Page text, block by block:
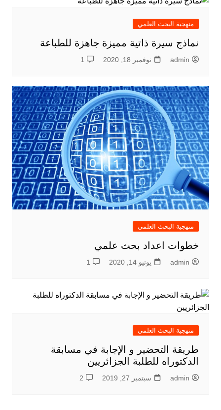
منهجية البحث العلمي
نماذج سيرة ذاتية مميزة جاهزة للطباعة
admin نوفمبر 18, 2020 1
منهجية البحث العلمي
خطوات اعداد بحث علمي
admin يونيو 14, 2020 1
منهجية البحث العلمي
طريقة التحضير و الإجابة في مسابقة
الدكتوراه للطلبة الجزائريين
admin سبتمبر 27, 2019 2